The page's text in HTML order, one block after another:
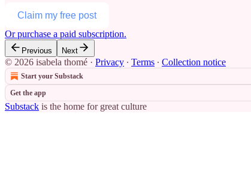
Claim my free post
Or purchase a paid subscription.
Previous Next
© 2026 isabela thomé · Privacy ∙ Terms ∙ Collection notice
Start your Substack
Get the app
Substack is the home for great culture